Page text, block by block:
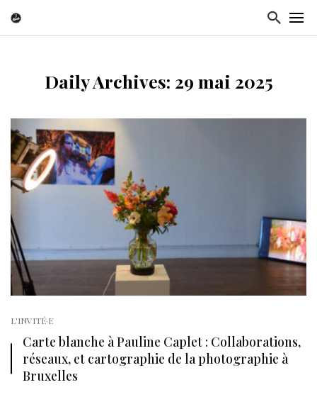
Daily Archives: 29 mai 2025
L'INVITÉ·E
Carte blanche à Pauline Caplet : Collaborations,
réseaux, et cartographie de la photographie à
Bruxelles